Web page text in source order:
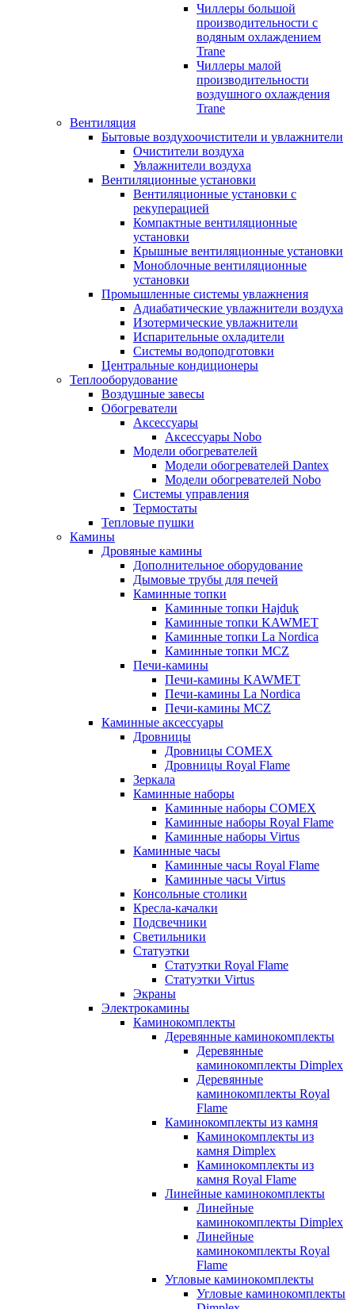
Чиллеры большой
производительности с
водяным охлаждением
Trane
Чиллеры малой
производительности
воздушного охлаждения
Trane
Вентиляция
Бытовые воздухоочистители и увлажнители
Очистители воздуха
Увлажнители воздуха
Вентиляционные установки
Вентиляционные установки с
рекуперацией
Компактные вентиляционные
установки
Крышные вентиляционные установки
Моноблочные вентиляционные
установки
Промышленные системы увлажнения
Адиабатические увлажнители воздуха
Изотермические увлажнители
Испарительные охладители
Системы водоподготовки
Центральные кондиционеры
Теплооборудование
Воздушные завесы
Обогреватели
Аксессуары
Аксессуары Nobo
Модели обогревателей
Модели обогревателей Dantex
Модели обогревателей Nobo
Системы управления
Термостаты
Тепловые пушки
Камины
Дровяные камины
Дополнительное оборудование
Дымовые трубы для печей
Каминные топки
Каминные топки Hajduk
Каминные топки KAWMET
Каминные топки La Nordica
Каминные топки MCZ
Печи-камины
Печи-камины KAWMET
Печи-камины La Nordica
Печи-камины MCZ
Каминные аксессуары
Дровницы
Дровницы COMEX
Дровницы Royal Flame
Зеркала
Каминные наборы
Каминные наборы COMEX
Каминные наборы Royal Flame
Каминные наборы Virtus
Каминные часы
Каминные часы Royal Flame
Каминные часы Virtus
Консольные столики
Кресла-качалки
Подсвечники
Светильники
Статуэтки
Статуэтки Royal Flame
Статуэтки Virtus
Экраны
Электрокамины
Каминокомплекты
Деревянные каминокомплекты
Деревянные
каминокомплекты Dimplex
Деревянные
каминокомплекты Royal
Flame
Каминокомплекты из камня
Каминокомплекты из
камня Dimplex
Каминокомплекты из
камня Royal Flame
Линейные каминокомплекты
Линейные
каминокомплекты Dimplex
Линейные
каминокомплекты Royal
Flame
Угловые каминокомплекты
Угловые каминокомплекты